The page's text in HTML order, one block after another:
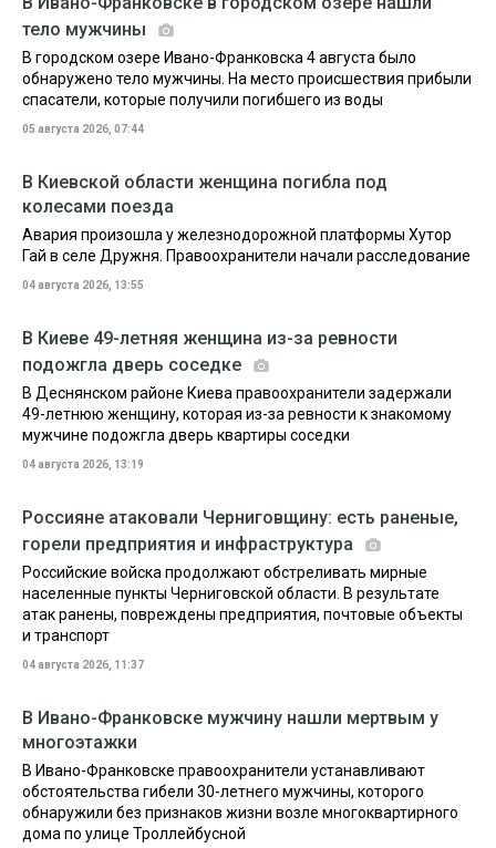
тело мужчины
В городском озере Ивано-Франковска 4 августа было
обнаружено тело мужчины. На место происшествия прибыли
спасатели, которые получили погибшего из воды
05 августа 2026, 07:44
В Киевской области женщина погибла под
колесами поезда
Авария произошла у железнодорожной платформы Хутор
Гай в селе Дружня. Правоохранители начали расследование
04 августа 2026, 13:55
В Киеве 49-летняя женщина из-за ревности
подожгла дверь соседке
В Деснянском районе Киева правоохранители задержали
49-летнюю женщину, которая из-за ревности к знакомому
мужчине подожгла дверь квартиры соседки
04 августа 2026, 13:19
Россияне атаковали Черниговщину: есть раненые,
горели предприятия и инфраструктура
Российские войска продолжают обстреливать мирные
населенные пункты Черниговской области. В результате
атак ранены, повреждены предприятия, почтовые объекты
и транспорт
04 августа 2026, 11:37
В Ивано-Франковске мужчину нашли мертвым у
многоэтажки
В Ивано-Франковске правоохранители устанавливают
обстоятельства гибели 30-летнего мужчины, которого
обнаружили без признаков жизни возле многоквартирного
дома по улице Троллейбусной